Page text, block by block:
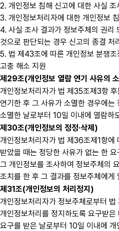
2. 개인정보 침해 신고에 대한 사실 조
3. 개인정보처리자에 대한 개인정보
4. 사실 조사 결과가 정보주체의 권리
것으로 판단되는 경우 신고의 종결 처리
5. 법 제43조에 따른 개인정보 분쟁
고충 해소 지원
제29조(개인정보 열람 연기 사유의
개인정보처리자가 법 제35조제3항
연기한 후 그 사유가 소멸한 경우에는
소멸한 날로부터 10일 이내에 열람하
제30조(개인정보의 정정·삭제)
개인정보처리자가 법 제36조제1항에
받았을 때는 정당한 사유가 없는 한
그 개인정보를 조사하여 정보주체의
조치를 한 후 그 결과를 정보주체에게
제31조(개인정보의 처리정지)
개인정보처리자가 정보주체로부터
개인정보처리를 정지하도록 요구받
요구를 받은 날로부터 10일 이내에